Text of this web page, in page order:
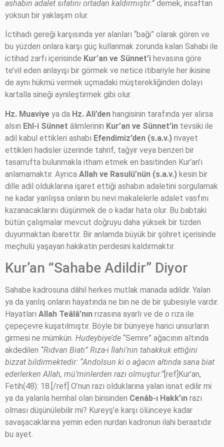
ashabın adalet sıfatını ortadan kaldırmıştır.” demek, insaftan
yoksun bir yaklaşım olur.
İctihadı gereği karşısında yer alanları “baği” olarak gören ve
bu yüzden onlara karşı güç kullanmak zorunda kalan Sahabi ile
ictihad zarfı içerisinde Kur’an ve Sünnet’i hevasına göre
te’vil eden anlayışı bir görmek ve netice itibariyle her ikisine
de aynı hükmü vermek uçmadaki müşterekliğinden dolayı
kartalla sineği aynileştirmek gibi olur.
Hz. Muaviye ya da Hz. Ali’den hangisinin tarafında yer alırsa
alsın Ehl-i Sünnet âlimlerinin Kur’an ve Sünnet’in tevsiki ile
adil kabul ettikleri ashabı Efendimiz’den (s.a.v.) rivayet
ettikleri hadisler üzerinde tahrif, tağyir veya benzeri bir
tasarrufta bulunmakla itham etmek en basitinden Kur’an’ı
anlamamaktır. Ayrıca Allah ve Rasulü’nün (s.a.v.) kesin bir
dille adil olduklarına işaret ettiği ashabın adaletini sorgulamak
ne kadar yanlışsa onların bu nevi makalelerle adalet vasfını
kazanacaklarını düşünmek de o kadar hata olur. Bu babtaki
bütün çalışmalar mevcut doğruyu daha yüksek bir tizden
duyurmaktan ibarettir. Bir anlamda büyük bir şöhret içerisinde
meçhulü yaşayan hakikatin perdesini kaldırmaktır.
Kur’an “Sahabe Adildir” Diyor
Sahabe kadrosuna dâhil herkes mutlak manada adildir. Yalan
ya da yanlış onların hayatında ne bin ne de bir şubesiyle vardır.
Hayatları Allah Teâlâ’nın rızasına ayarlı ve de o rıza ile
çepeçevre kuşatılmıştır. Böyle bir bünyeye harici unsurların
girmesi ne mümkün. Hudeybiye’de “Semre” ağacının altında
akdedilen “Rıdvan Biatı” Rıza-i İlahi’nin tahakkuk ettiğini
bizzat bildirmektedir: “Andolsun ki o ağacın altında sana biat
ederlerken Allah, mü’minlerden razı olmuştur.” [ref]Kur’an,
Fetih(48): 18.[/ref] O’nun razı olduklarına yalan isnat edilir mi
ya da yalanla hemhal olan birisinden Cenâb-ı Hakk’ın razı
olması düşünülebilir mi? Kureyş’e karşı ölünceye kadar
savaşacaklarına yemin eden nurdan kadronun ilahi beraatıdır
bu ayet.